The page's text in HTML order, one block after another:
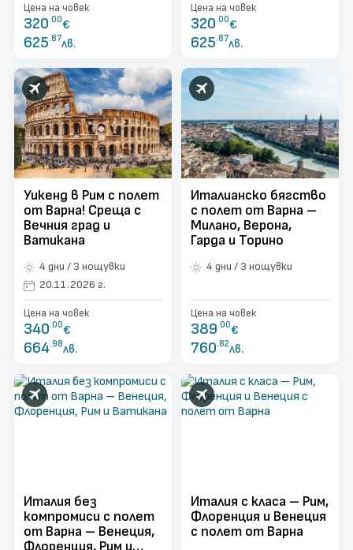
Цена на човек
320 .00€
625 .87лв.
Цена на човек
320 .00€
625 .87лв.
Уикенд в Рим с полет
от Варна! Среща с
Вечния град и
Ватикана
4 дни / 3 нощувки
20.11.2026 г.
Цена на човек
340.00€
664.98лв.
Италианско бягство
с полет от Варна –
Милано, Верона,
Гарда и Торино
4 дни / 3 нощувки
Цена на човек
389.00€
760.82лв.
Италия без
компромиси с полет
от Варна – Венеция,
Флоренция, Рим и
Италия с класа – Рим,
Флоренция и Венеция
с полет от Варна